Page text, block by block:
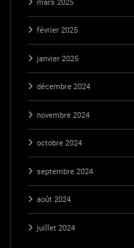
mars 2025
février 2025
janvier 2025
décembre 2024
novembre 2024
octobre 2024
septembre 2024
août 2024
juillet 2024